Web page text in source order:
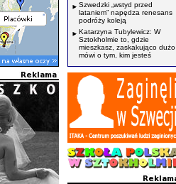
Szwedzki „wstyd przed
lataniem” napędza renesans
podróży koleją
Katarzyna Tubylewicz: W
Sztokholmie to, gdzie
mieszkasz, zaskakująco dużo
mówi o tym, kim jesteś